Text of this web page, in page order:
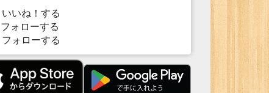
いいね！する
フォローする
フォローする